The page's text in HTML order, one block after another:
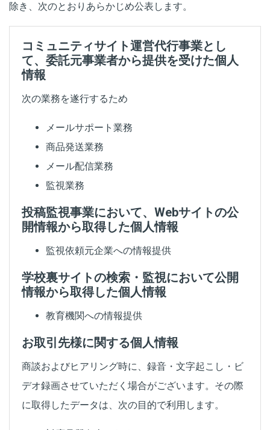
除き、次のとおりあらかじめ公表します。
コミュニティサイト運営代行事業とし
て、委託元事業者から提供を受けた個人
情報
次の業務を遂行するため
メールサポート業務
商品発送業務
メール配信業務
監視業務
投稿監視事業において、Webサイトの公
開情報から取得した個人情報
監視依頼元企業への情報提供
学校裏サイトの検索・監視において公開
情報から取得した個人情報
教育機関への情報提供
お取引先様に関する個人情報
商談およびヒアリング時に、録音・文字起こし・ビ
デオ録画させていただく場合がございます。その際
に取得したデータは、次の目的で利用します。